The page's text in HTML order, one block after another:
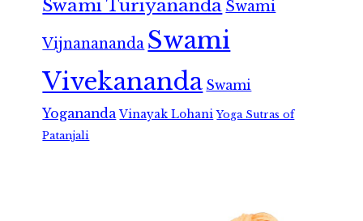
Swami Turiyananda Swami
Vijnanananda Swami
Vivekananda Swami
Yogananda Vinayak Lohani Yoga Sutras of
Patanjali